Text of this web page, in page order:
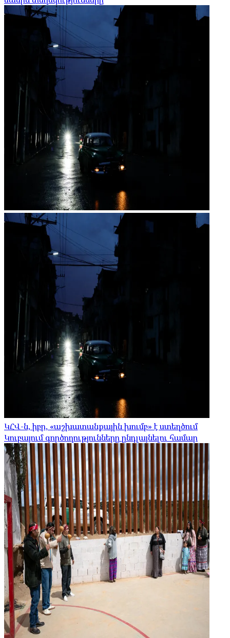
ԿՀՎ-ն, իբր, «աշխատանքային խումբ» է ստեղծում
Կուբայում գործողությունները ընդլայնելու համար